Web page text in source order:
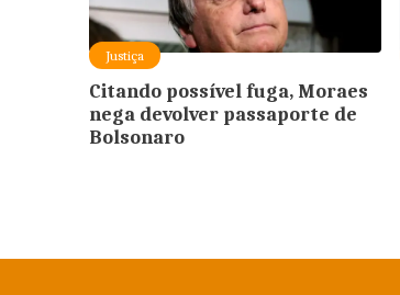
Justiça
Citando possível fuga, Moraes
nega devolver passaporte de
Bolsonaro